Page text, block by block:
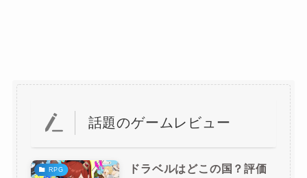
話題のゲームレビュー
RPG
ドラベルはどこの国？評価